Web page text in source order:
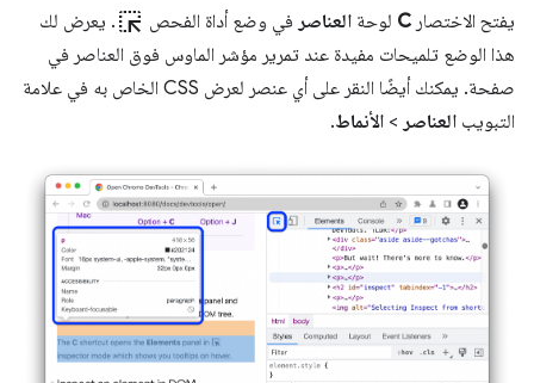
يفتح الاختصار C لوحة العناصر في وضع أداة الفحص ink_selection . يعرض لك
هذا الوضع تلميحات مفيدة عند تمرير مؤشر الماوس فوق العناصر في
صفحة. يمكنك أيضًا النقر على أي عنصر لعرض CSS الخاص به في علامة
التبويب العناصر > الأنماط.